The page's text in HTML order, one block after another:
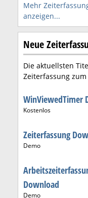
Mehr
anzeigen...
Neue
Die aktuellsten
Zeiterfassung
WinViewedTimer
Kostenlos
Zeiterfassung
Demo
Download
Demo